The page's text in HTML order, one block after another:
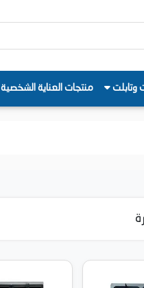
وتابلت منتجات العناية الشخصية